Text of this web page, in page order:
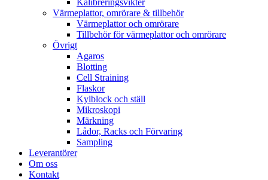
Kalibreringsvikter
Värmeplattor, omrörare & tillbehör
Värmeplattor och omrörare
Tillbehör för värmeplattor och omrörare
Övrigt
Agaros
Blotting
Cell Straining
Flaskor
Kylblock och ställ
Mikroskopi
Märkning
Lådor, Racks och Förvaring
Sampling
Leverantörer
Om oss
Kontakt